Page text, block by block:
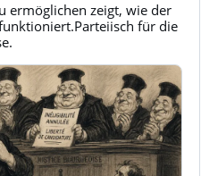
ermöglichen zeigt, wie der
für die